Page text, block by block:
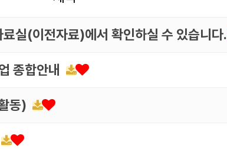
실(이전자료)에서 확인하실 수 있습니다.
종합안내
동)